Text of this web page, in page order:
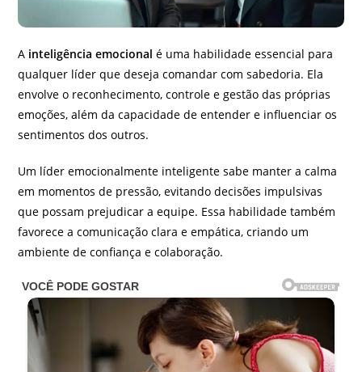
A inteligência emocional é uma habilidade essencial para
qualquer líder que deseja comandar com sabedoria. Ela
envolve o reconhecimento, controle e gestão das próprias
emoções, além da capacidade de entender e influenciar os
sentimentos dos outros.
Um líder emocionalmente inteligente sabe manter a calma
em momentos de pressão, evitando decisões impulsivas
que possam prejudicar a equipe. Essa habilidade também
favorece a comunicação clara e empática, criando um
ambiente de confiança e colaboração.